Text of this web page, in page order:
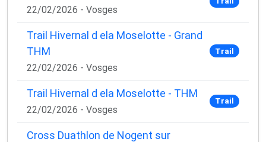
22/02/2026 - Vosges
Trail Hivernal d ela Moselotte - Grand
THM
22/02/2026 - Vosges
Trail
Trail Hivernal d ela Moselotte - THM
22/02/2026 - Vosges
Trail
Cross Duathlon de Nogent sur